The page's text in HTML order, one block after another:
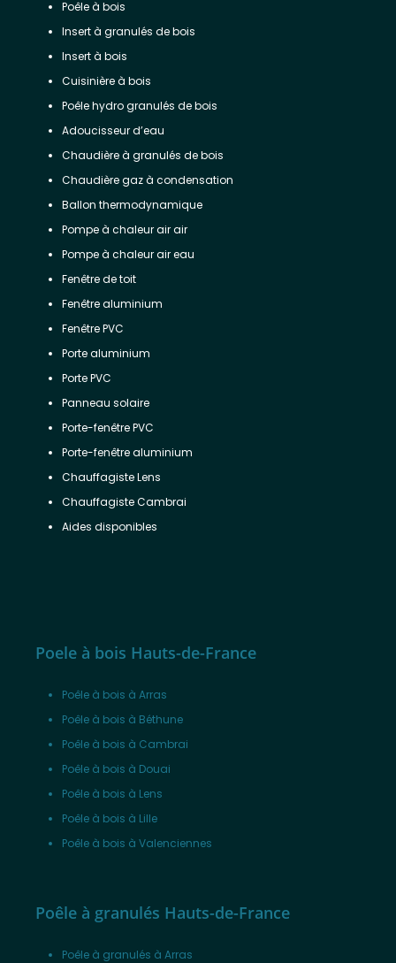
Poêle à bois
Insert à granulés de bois
Insert à bois
Cuisinière à bois
Poêle hydro granulés de bois
Adoucisseur d’eau
Chaudière à granulés de bois
Chaudière gaz à condensation
Ballon thermodynamique
Pompe à chaleur air air
Pompe à chaleur air eau
Fenêtre de toit
Fenêtre aluminium
Fenêtre PVC
Porte aluminium
Porte PVC
Panneau solaire
Porte-fenêtre PVC
Porte-fenêtre aluminium
Chauffagiste Lens
Chauffagiste Cambrai
Aides disponibles
Poele à bois Hauts-de-France
Poêle à bois à Arras
Poêle à bois à Béthune
Poêle à bois à Cambrai
Poêle à bois à Douai
Poêle à bois à Lens
Poêle à bois à Lille
Poêle à bois à Valenciennes
Poêle à granulés Hauts-de-France
Poêle à granulés à Arras